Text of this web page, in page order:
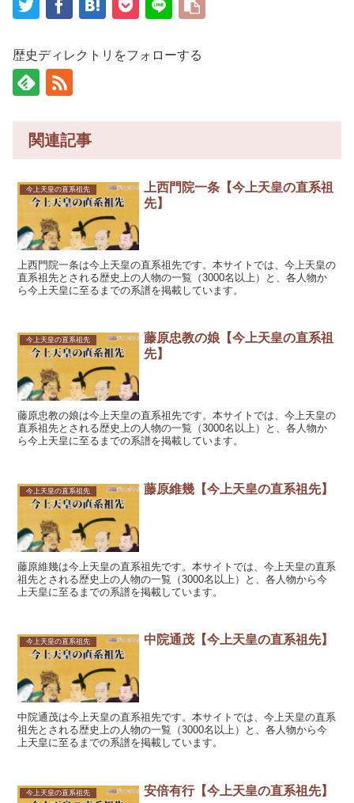
歴史ディレクトリをフォローする
関連記事
今上天皇の直系祖先
上西門院一条【今上天皇の直系祖
先】
上西門院一条は今上天皇の直系祖先です。本サイトでは、今上天皇の
直系祖先とされる歴史上の人物の一覧（3000名以上）と、各人物か
ら今上天皇に至るまでの系譜を掲載しています。
今上天皇の直系祖先
藤原忠教の娘【今上天皇の直系祖
先】
藤原忠教の娘は今上天皇の直系祖先です。本サイトでは、今上天皇の
直系祖先とされる歴史上の人物の一覧（3000名以上）と、各人物か
ら今上天皇に至るまでの系譜を掲載しています。
今上天皇の直系祖先 藤原維幾【今上天皇の直系祖先】
藤原維幾は今上天皇の直系祖先です。本サイトでは、今上天皇の直系
祖先とされる歴史上の人物の一覧（3000名以上）と、各人物から今
上天皇に至るまでの系譜を掲載しています。
今上天皇の直系祖先 中院通茂【今上天皇の直系祖先】
中院通茂は今上天皇の直系祖先です。本サイトでは、今上天皇の直系
祖先とされる歴史上の人物の一覧（3000名以上）と、各人物から今
上天皇に至るまでの系譜を掲載しています。
今上天皇の直系祖先 安倍有行【今上天皇の直系祖先】